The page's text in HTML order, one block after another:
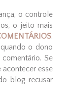
o controle
o jeito mais
.
o dono
Se
esse
blog recusar